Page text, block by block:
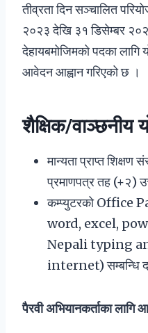
तीव्रता दिन सञ्चालित
२०२३ देखि ३१ डिसेम्बर
देहायबमोजिमको पदका लागि
आवेदन आह्वान गरिएको छ ।
शैक्षिक/वाञ्छनीय
मान्यता प्राप्त शिक्षण
प्रमाणपत्र तह (+२)
कम्प्युटरको Office
word, excel,
Nepali typing
internet) सम्बन्धि
पैरवी अभियानकर्ताका